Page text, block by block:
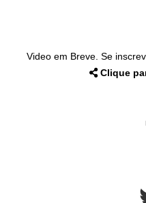
Video em Breve. Se
Clique